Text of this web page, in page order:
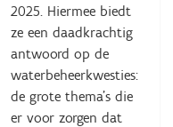
2025. Hiermee biedt
ze een daadkrachtig
antwoord op de
waterbeheerkwesties:
de grote thema's die
er voor zorgen dat